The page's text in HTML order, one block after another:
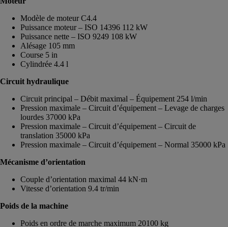
Modèle de moteur C4.4
Puissance moteur – ISO 14396 112 kW
Puissance nette – ISO 9249 108 kW
Alésage 105 mm
Course 5 in
Cylindrée 4.4 l
Circuit hydraulique
Circuit principal – Débit maximal – Équipement 254 l/min
Pression maximale – Circuit d’équipement – Levage de charges
lourdes 37000 kPa
Pression maximale – Circuit d’équipement – Circuit de
translation 35000 kPa
Pression maximale – Circuit d’équipement – Normal 35000 kPa
Mécanisme d’orientation
Couple d’orientation maximal 44 kN·m
Vitesse d’orientation 9.4 tr/min
Poids de la machine
Poids en ordre de marche maximum 20100 kg